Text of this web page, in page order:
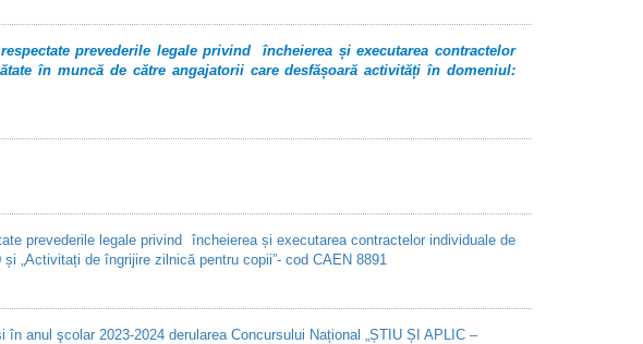
prevederile legale privind încheierea și executarea contractelor
în muncă de către angajatorii care desfășoară activități în domeniul:
prevederile legale privind încheierea și executarea contractelor individuale de
„Activitați de îngrijire zilnică pentru copii”- cod CAEN 8891
anul şcolar 2023-2024 derularea Concursului Național „ȘTIU ȘI APLIC –